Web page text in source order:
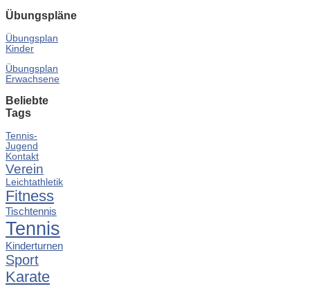
Übungspläne
Übungsplan
Kinder
Übungsplan
Erwachsene
Beliebte
Tags
Tennis-
Jugend
Kontakt
Verein
Leichtathletik
Fitness
Tischtennis
Tennis
Kinderturnen
Sport
Karate